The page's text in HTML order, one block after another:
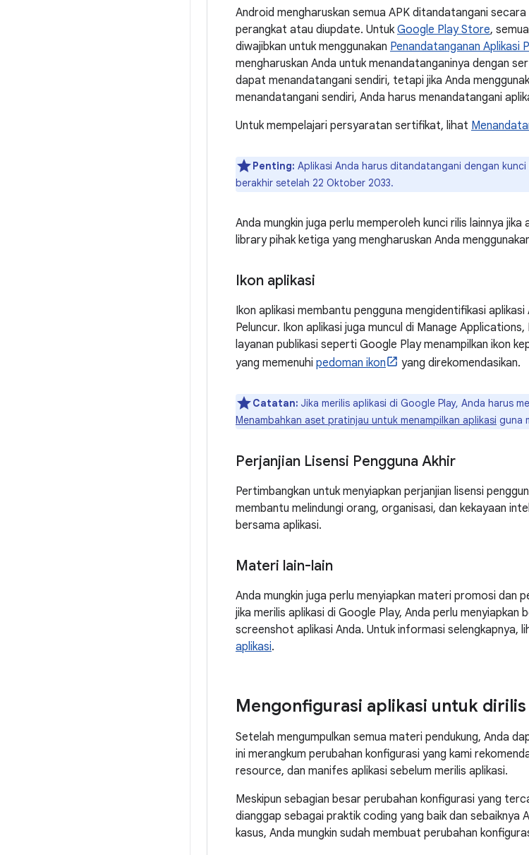
Android mengharuskan semua APK ditandatangani
perangkat atau diupdate. Untuk Google Play Store,
diwajibkan untuk menggunakan Penandatanganan Aplikasi
mengharuskan Anda untuk menandatanganinya dengan
dapat menandatangani sendiri, tetapi jika Anda
menandatangani sendiri, Anda harus menandatangani
Untuk mempelajari persyaratan sertifikat, lihat
Penting: Aplikasi Anda harus ditandatangani dengan
berakhir setelah 22 Oktober 2033.
Anda mungkin juga perlu memperoleh kunci rilis lainnya
library pihak ketiga yang mengharuskan Anda
Ikon aplikasi
Ikon aplikasi membantu pengguna mengidentifikasi
Peluncur. Ikon aplikasi juga muncul di Manage
layanan publikasi seperti Google Play menampilkan ikon
yang memenuhi pedoman ikon yang direkomendasikan.
Catatan: Jika merilis aplikasi di Google Play, Anda harus
Menambahkan aset pratinjau untuk menampilkan aplikasi guna
Perjanjian Lisensi Pengguna Akhir
Pertimbangkan untuk menyiapkan perjanjian lisensi
membantu melindungi orang, organisasi, dan kekayaan
bersama aplikasi.
Materi lain-lain
Anda mungkin juga perlu menyiapkan materi promosi dan
jika merilis aplikasi di Google Play, Anda perlu
screenshot aplikasi Anda. Untuk informasi selengkapnya,
aplikasi.
Mengonfigurasi aplikasi untuk dirilis
Setelah mengumpulkan semua materi pendukung, Anda
ini merangkum perubahan konfigurasi yang kami
resource, dan manifes aplikasi sebelum merilis aplikasi.
Meskipun sebagian besar perubahan konfigurasi yang
dianggap sebagai praktik coding yang baik dan sebaiknya
kasus, Anda mungkin sudah membuat perubahan